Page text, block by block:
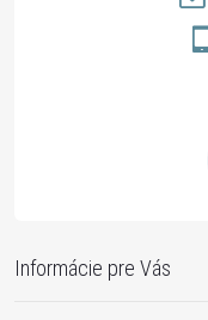
Informácie pre Vás